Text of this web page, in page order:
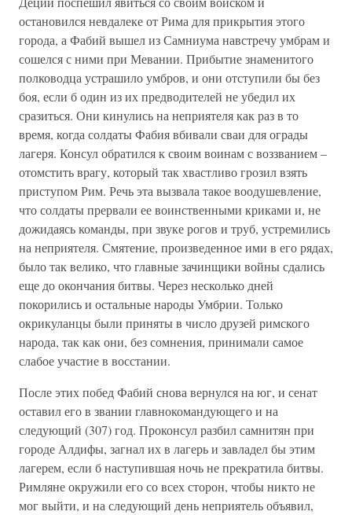
остановился невдалеке от Рима для прикрытия этого
города, а Фабий вышел из Самниума навстречу умбрам и
сошелся с ними при Мевании. Прибытие знаменитого
полководца устрашило умбров, и они отступили бы без
боя, если б один из их предводителей не убедил их
сразиться. Они кинулись на неприятеля как раз в то
время, когда солдаты Фабия вбивали сваи для ограды
лагеря. Консул обратился к своим воинам с воззванием –
отомстить врагу, который так хвастливо грозил взять
приступом Рим. Речь эта вызвала такое воодушевление,
что солдаты прервали ее воинственными криками и, не
дожидаясь команды, при звуке рогов и труб, устремились
на неприятеля. Смятение, произведенное ими в его рядах,
было так велико, что главные зачинщики войны сдались
еще до окончания битвы. Через несколько дней
покорились и остальные народы Умбрии. Только
окрикуланцы были приняты в число друзей римского
народа, так как они, без сомнения, принимали самое
слабое участие в восстании.
После этих побед Фабий снова вернулся на юг, и сенат
оставил его в звании главнокомандующего и на
следующий (307) год. Проконсул разбил самнитян при
городе Алдифы, загнал их в лагерь и завладел бы этим
лагерем, если б наступившая ночь не прекратила битвы.
Римляне окружили его со всех сторон, чтобы никто не
мог выйти, и на следующий день неприятель объявил,